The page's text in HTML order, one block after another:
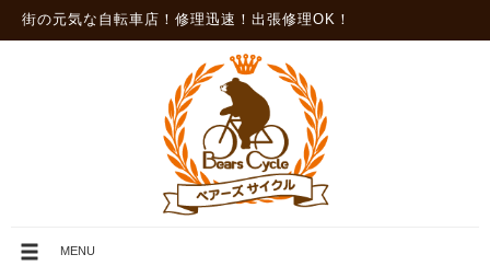
街の元気な自転車店！修理迅速！出張修理OK！
メ
MENU